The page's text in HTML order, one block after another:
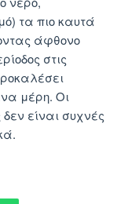
τα πιο καυτά
άφθονο
στις
μέρη. Οι
δεν είναι συχνές